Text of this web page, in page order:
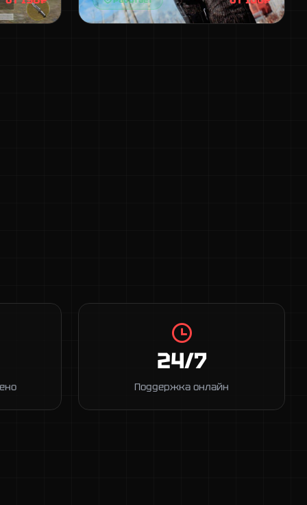
24/7
Поддержка онлайн